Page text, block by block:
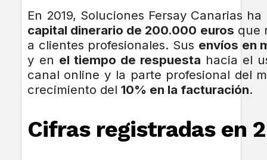
En 2019, Soluciones Fersay Canarias
capital dinerario de 200.000 euros que
a clientes profesionales. Sus envíos en
y en el tiempo de respuesta hacia el
canal online y la parte profesional del
crecimiento del 10% en la facturación.
Cifras registradas en